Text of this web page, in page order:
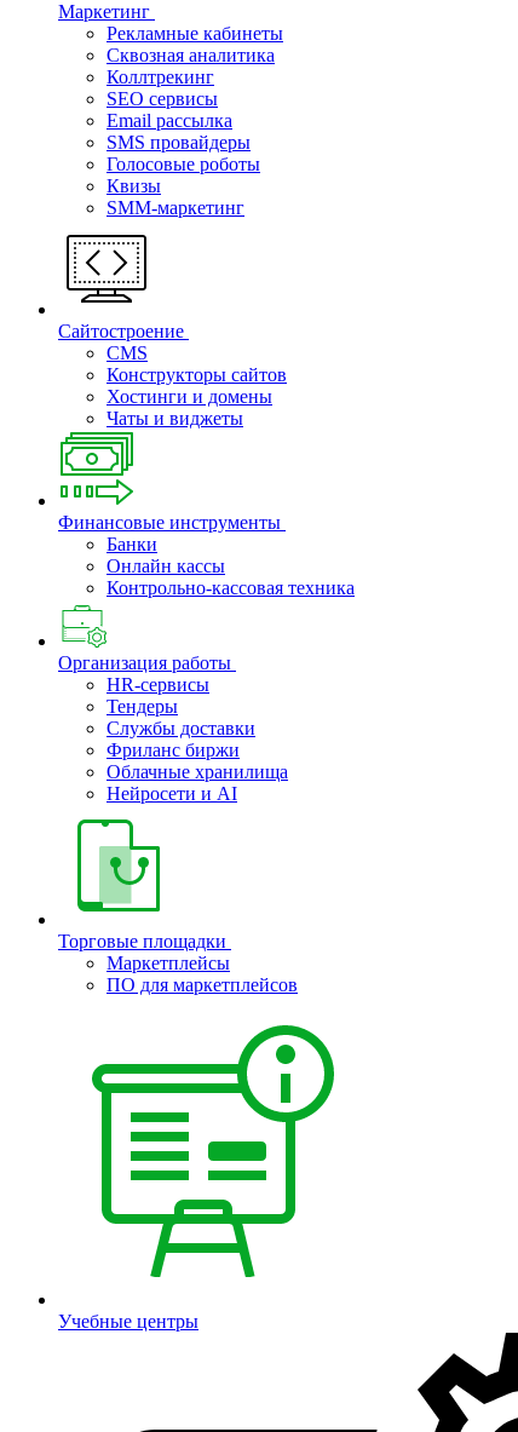
Маркетинг
Рекламные кабинеты
Cквозная аналитика
Коллтрекинг
SEO сервисы
Email расcылка
SMS провайдеры
Голосовые роботы
Квизы
SMM-маркетинг
Сайтостроение
CMS
Конструкторы сайтов
Хостинги и домены
Чаты и виджеты
Финансовые инструменты
Банки
Онлайн кассы
Контрольно-кассовая техника
Организация работы
HR-сервисы
Тендеры
Службы доставки
Фриланс биржи
Облачные хранилища
Нейросети и AI
Торговые площадки
Маркетплейсы
ПО для маркетплейсов
Учебные центры